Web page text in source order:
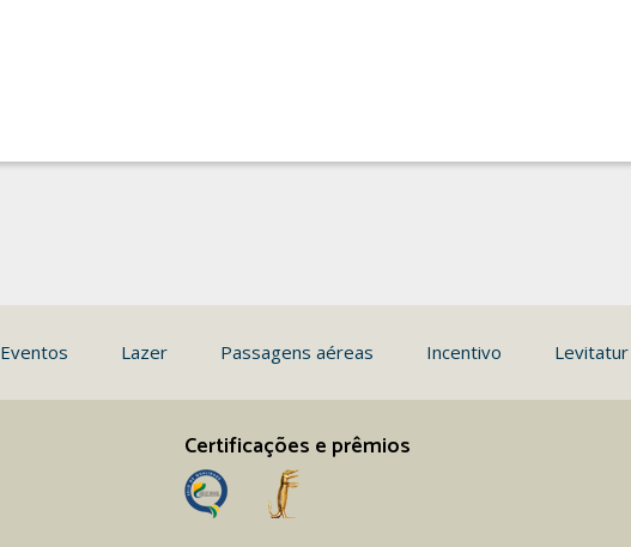
Eventos Lazer Passagens aéreas Incentivo Levitatur
Certificações e prêmios